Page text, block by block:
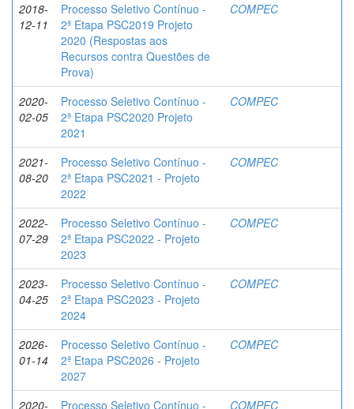
2018-
12-11
Processo Seletivo Contínuo -
2ª Etapa PSC2019 Projeto
2020 (Respostas aos
Recursos contra Questões de
Prova)
COMPEC
2020-
02-05
Processo Seletivo Contínuo -
2ª Etapa PSC2020 Projeto
2021
COMPEC
2021-
08-20
Processo Seletivo Contínuo -
2ª Etapa PSC2021 - Projeto
2022
COMPEC
2022-
07-29
Processo Seletivo Contínuo -
2ª Etapa PSC2022 - Projeto
2023
COMPEC
2023-
04-25
Processo Seletivo Contínuo -
2ª Etapa PSC2023 - Projeto
2024
COMPEC
2026-
01-14
Processo Seletivo Contínuo -
2ª Etapa PSC2026 - Projeto
2027
COMPEC
2020-
Processo Seletivo Contínuo -
COMPEC